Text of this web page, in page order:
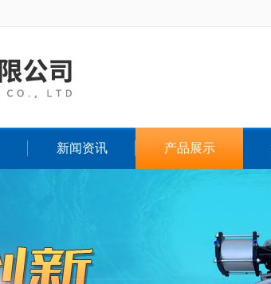
新闻资讯 产品展示